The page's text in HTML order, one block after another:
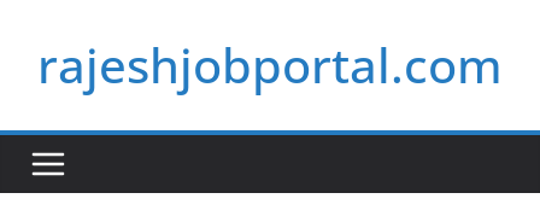
contentrajeshjobportal.com